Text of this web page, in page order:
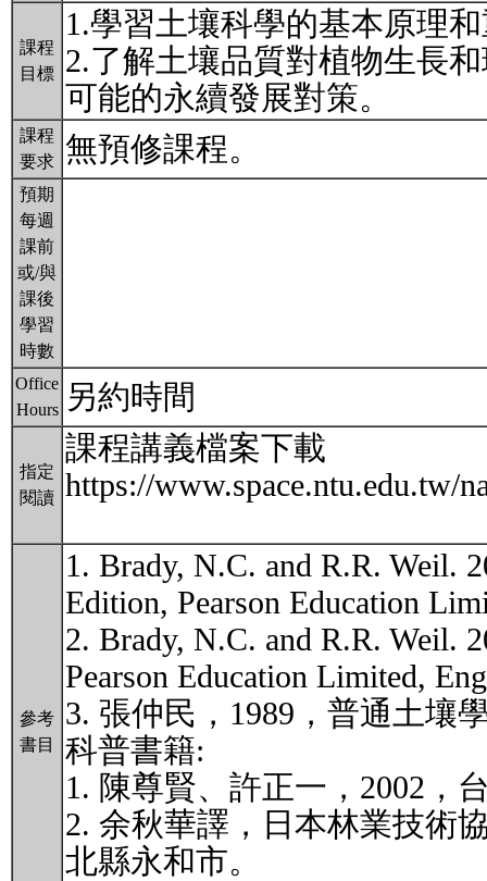
課程
目標
1.學習土壤科學的基本原理
2.了解土壤品質對植物生長
可能的永續發展對策。
課程
要求
無預修課程。
預期
每週
課前
或/與
課後
學習
時數
Office
Hours
另約時間
指定
閱讀
課程講義檔案下載
https://www.space.ntu.edu.tw/
參考
書目
1. Brady, N.C. and R.R. Weil.
Edition, Pearson Education
2. Brady, N.C. and R.R. Weil.
Pearson Education Limited,
3. 張仲民，1989，普通土壤
科普書籍:
1. 陳尊賢、許正一，2002，
2. 余秋華譯，日本林業技術
北縣永和市。